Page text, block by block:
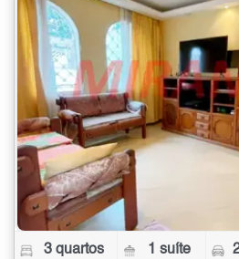
3 quartos 1 suíte